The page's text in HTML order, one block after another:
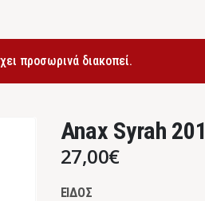
προσωρινά διακοπεί.
Anax Syrah
27,00€
ΕΙΔΟΣ